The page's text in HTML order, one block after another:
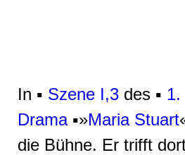
In ▪ Szene I,3 des ▪ 1.
Drama▪»Maria Stuart
die Bühne. Er trifft